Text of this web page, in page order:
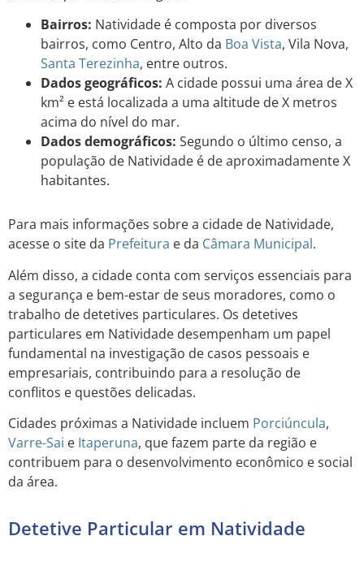
Bairros: Natividade é composta por diversos
bairros, como Centro, Alto da Boa Vista, Vila Nova,
Santa Terezinha, entre outros.
Dados geográficos: A cidade possui uma área de X
km² e está localizada a uma altitude de X metros
acima do nível do mar.
Dados demográficos: Segundo o último censo, a
população de Natividade é de aproximadamente X
habitantes.
Para mais informações sobre a cidade de Natividade,
acesse o site da Prefeitura e da Câmara Municipal.
Além disso, a cidade conta com serviços essenciais para
a segurança e bem-estar de seus moradores, como o
trabalho de detetives particulares. Os detetives
particulares em Natividade desempenham um papel
fundamental na investigação de casos pessoais e
empresariais, contribuindo para a resolução de
conflitos e questões delicadas.
Cidades próximas a Natividade incluem Porciúncula,
Varre-Sai e Itaperuna, que fazem parte da região e
contribuem para o desenvolvimento econômico e social
da área.
Detetive Particular em Natividade